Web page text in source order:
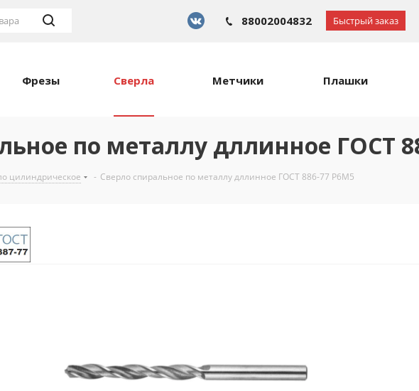
88002004832 Быстрый заказ
Фрезы Сверла Метчики Плашки
по металлу дллинное ГОСТ
цилиндрическое - Сверло спиральное по металлу дллинное ГОСТ 886-77 Р6М5